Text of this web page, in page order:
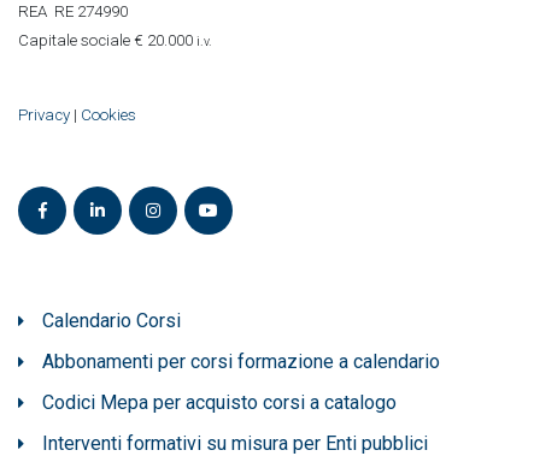
REA RE 274990
Capitale sociale € 20.000 i.v.
Privacy | Cookies
Calendario Corsi
Abbonamenti per corsi formazione a calendario
Codici Mepa per acquisto corsi a catalogo
Interventi formativi su misura per Enti pubblici